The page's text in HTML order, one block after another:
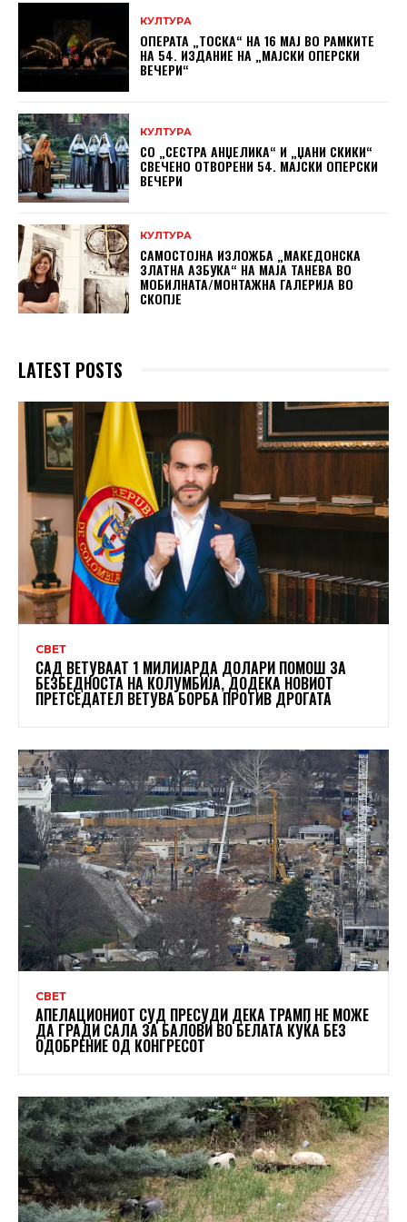
КУЛТУРА
ОПЕРАТА „ТОСКА“ НА 16 МАЈ ВО РАМКИТЕ
НА 54. ИЗДАНИЕ НА „МАЈСКИ ОПЕРСКИ
ВЕЧЕРИ“
КУЛТУРА
СО „СЕСТРА АНЏЕЛИКА“ И „ЏАНИ СКИКИ“
СВЕЧЕНО ОТВОРЕНИ 54. МАЈСКИ ОПЕРСКИ
ВЕЧЕРИ
КУЛТУРА
САМОСТОЈНА ИЗЛОЖБА „МАКЕДОНСКА
ЗЛАТНА АЗБУКА“ НА МAЈА ТАНЕВА ВО
МОБИЛНАТА/МОНТАЖНА ГАЛЕРИЈА ВО
СКОПЈЕ
LATEST POSTS
СВЕТ
САД ВЕТУВААТ 1 МИЛИЈАРДА ДОЛАРИ ПОМОШ ЗА
БЕЗБЕДНОСТА НА КОЛУМБИЈА, ДОДЕКА НОВИОТ
ПРЕТСЕДАТЕЛ ВЕТУВА БОРБА ПРОТИВ ДРОГАТА
СВЕТ
АПЕЛАЦИОНИОТ СУД ПРЕСУДИ ДЕКА ТРАМП НЕ МОЖЕ
ДА ГРАДИ САЛА ЗА БАЛОВИ ВО БЕЛАТА КУЌА БЕЗ
ОДОБРЕНИЕ ОД КОНГРЕСОТ